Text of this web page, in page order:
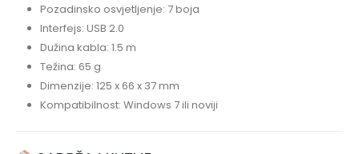
Pozadinsko osvjetljenje: 7 boja
Interfejs: USB 2.0
Dužina kabla: 1.5 m
Težina: 65 g
Dimenzije: 125 x 66 x 37 mm
Kompatibilnost: Windows 7 ili noviji